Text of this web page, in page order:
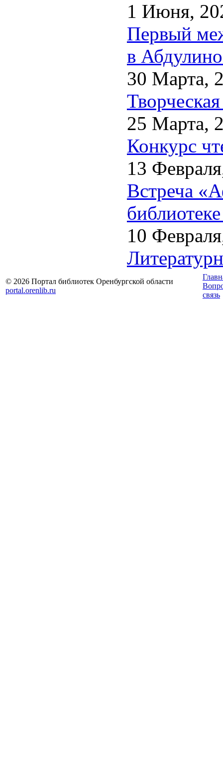
1 Июня,
Первый
в
30 Марта,
25 Марта,
Конкурс
13
Встреча
10
© 2026 Портал библиотек Оренбургской области
portal.orenlib.ru
связь